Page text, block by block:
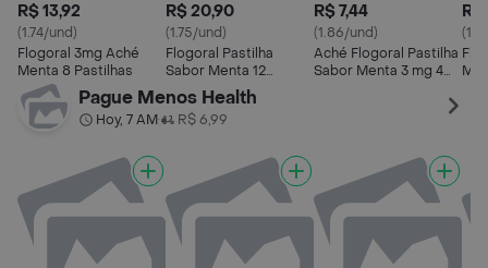
R$ 13,92
(1.74/und)
Flogoral 3mg Aché
Menta 8 Pastilhas
R$ 20,90
(1.75/und)
Flogoral Pastilha
Sabor Menta 12
Unidades
R$ 7,44
(1.86/und)
Aché Flogoral Pastilha
Sabor Menta 3 mg 4
R$
Pague Menos Health
Hoy, 7 AM• R$ 6,99